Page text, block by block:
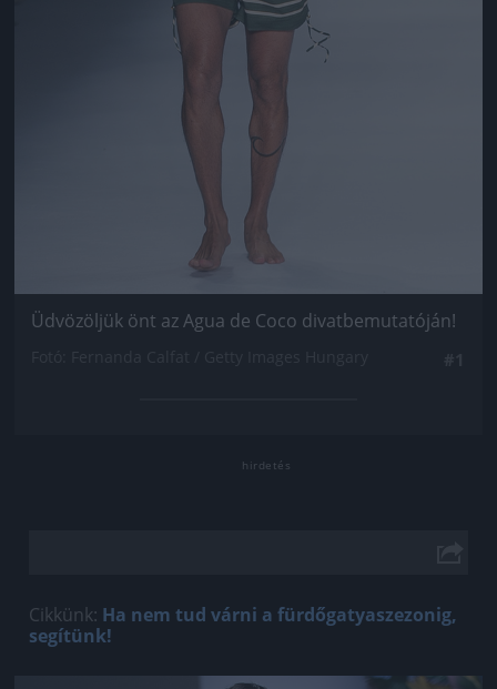
Üdvözöljük önt az Agua de Coco divatbemutatóján!
Cikkünk: Ha nem tud várni a fürdőgatyaszezonig,
segítünk!